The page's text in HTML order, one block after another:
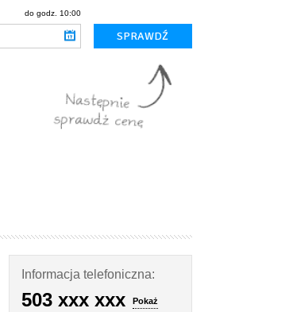
do godz. 10:00
Informacja telefoniczna:
503 xxx xxx Pokaż